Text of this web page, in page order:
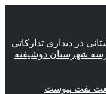
در دیداری تدارکاتی
و پرورش دیّر: ۲۰ مدرسه شهرستان دوشیفته
نفت پیوست